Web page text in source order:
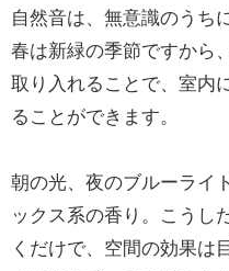
自然音は、無意識のうち
春は新緑の季節ですから
取り入れることで、室内
ることができます。
朝の光、夜のブルーライ
ックス系の香り。こうし
くだけで、空間の効果は